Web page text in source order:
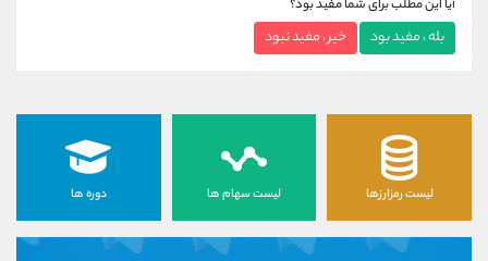
آیا این مطلب برای شما مفید بود؟
بله ، مفید بود خیر ، مفید نبود
لیست رمزارزها لیست سهام ها دوره ها